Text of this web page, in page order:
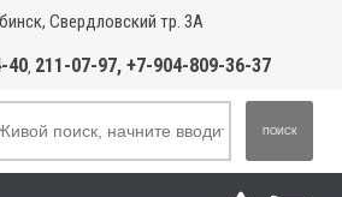
Свердловский тр. 3А
40, 211-07-97, +7-904-809-36-37
ПОИСК